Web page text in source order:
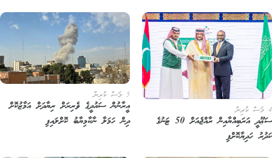
ސަޢޫދީ އަރަބިއްޔާއިން ރާއްޖެއަށް 50 ޓަނުގެ
ހަދިޔާކޮށްފި
އީރާނުން ސައުދީގެ ވެރިރަށް ރިޔާދަށް އަމާޒުކޮށް
ދިން ހަމަލާ ނާކާމިޔާބު ކޮށްލައިފި